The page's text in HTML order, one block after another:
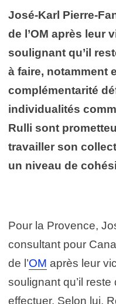
José-Karl Pierre-
de l’OM après leur
soulignant qu’il
à faire, notamment
complémentarité
individualités
Rulli sont
travailler son
un niveau de
Pour la Provence,
consultant pour
de l’OM après leur
soulignant qu’il
effectuer. Selon lui,